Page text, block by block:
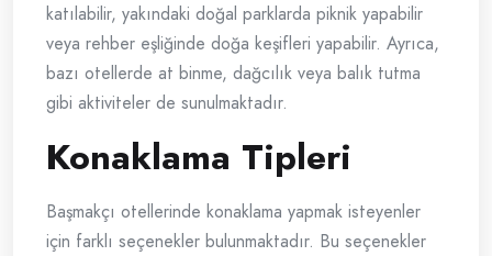
katılabilir, yakındaki doğal parklarda piknik yapabilir
veya rehber eşliğinde doğa keşifleri yapabilir. Ayrıca,
bazı otellerde at binme, dağcılık veya balık tutma
gibi aktiviteler de sunulmaktadır.
Konaklama Tipleri
Başmakçı otellerinde konaklama yapmak isteyenler
için farklı seçenekler bulunmaktadır. Bu seçenekler